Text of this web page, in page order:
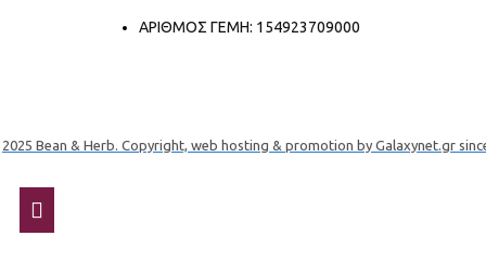
ΑΡΙΘΜΟΣ ΓΕΜΗ: 154923709000
2025 Bean & Herb. Copyright, web hosting & promotion by Galaxynet.gr